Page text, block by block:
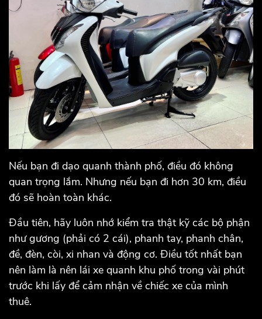
Nếu bạn đi dạo quanh thành phố, điều đó không
quan trọng lắm. Nhưng nếu bạn đi hơn 30 km, điều
đó sẽ hoàn toàn khác.
Đầu tiên, hãy luôn nhớ kiểm tra thật kỹ các bộ phận
như gương (phải có 2 cái), phanh tay, phanh chân,
đề, đèn, còi, xi nhan và động cơ. Điều tốt nhất bạn
nên làm là nên lái xe quanh khu phố trong vài phút
trước khi lấy để cảm nhận về chiếc xe của mình
thuê.